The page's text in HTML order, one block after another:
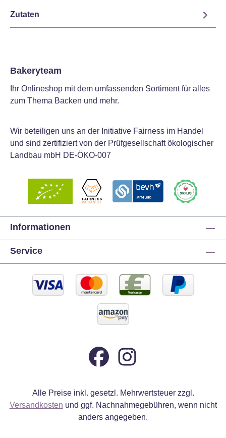
Zutaten
Bakeryteam
Ihr Onlineshop mit dem umfassenden Sortiment für alles
zum Thema Backen und mehr.
Wir beteiligen uns an der Initiative Fairness im Handel
und sind zertifiziert von der Prüfgesellschaft ökologischer
Landbau mbH DE-ÖKO-007
Informationen
Service
Alle Preise inkl. gesetzl. Mehrwertsteuer zzgl.
Versandkosten und ggf. Nachnahmegebühren, wenn nicht
anders angegeben.